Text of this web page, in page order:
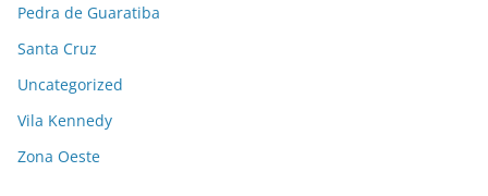
Pedra de Guaratiba
Santa Cruz
Uncategorized
Vila Kennedy
Zona Oeste